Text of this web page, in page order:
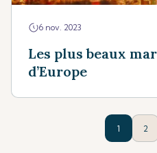
6 nov. 2023
Les plus beaux
d’Europe
1 2